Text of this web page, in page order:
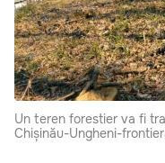
Un teren forestier va fi
Chișinău-Ungheni-